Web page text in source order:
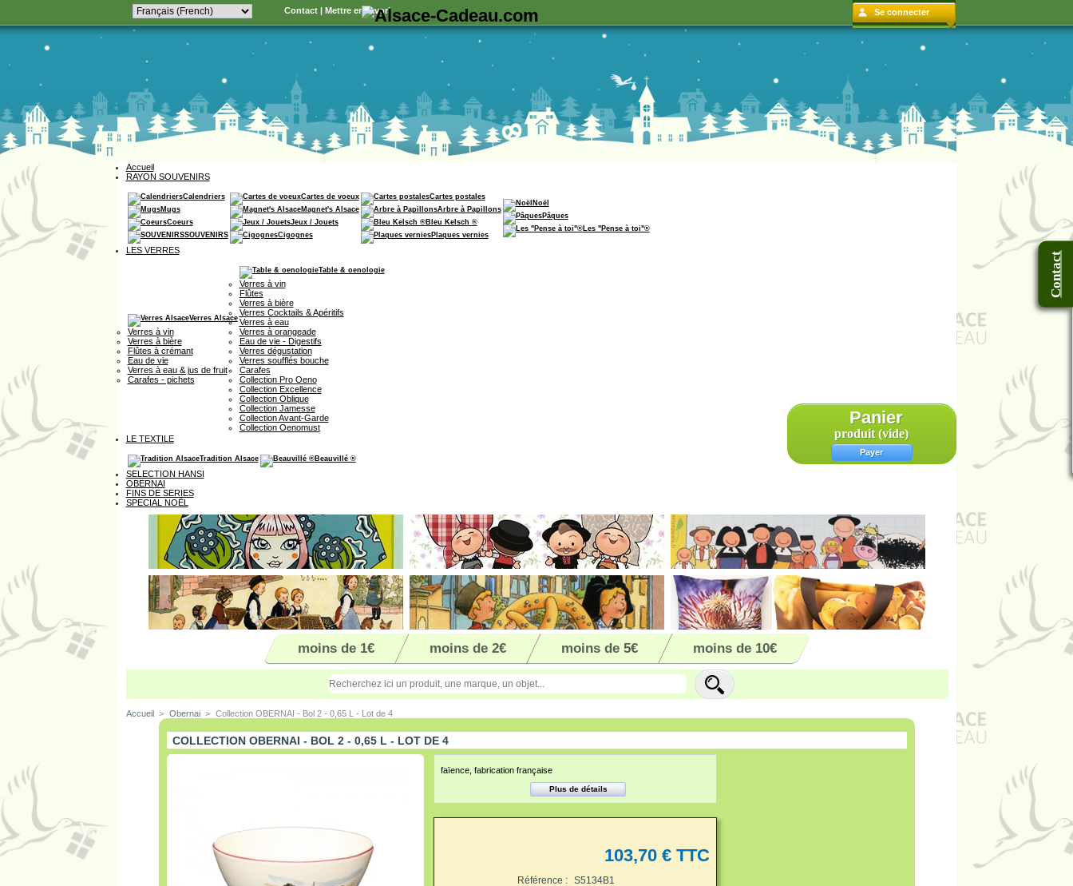
Contact | Mettre en favori Se connecter
Accueil
RAYON SOUVENIRS
Calendriers
Mugs
Coeurs
SOUVENIRS
Cartes de voeux
Magnet's Alsace
Jeux / Jouets
Cigognes
Cartes postales
Arbre à Papillons
Bleu Kelsch ®
Plaques vernies
Noël
Pâques
Les "Pense à toi"®
LES VERRES
Verres Alsace
Verres à vin
Verres à bière
Flûtes à crémant
Eau de vie
Verres à eau & jus de fruit
Carafes - pichets
Table & oenologie
Verres à vin
Flûtes
Verres à bière
Verres Cocktails & Apéritifs
Verres à eau
Verres à orangeade
Eau de vie - Digestifs
Verres dégustation
Verres soufflés bouche
Carafes
Collection Pro Oeno
Collection Excellence
Collection Oblique
Collection Jamesse
Collection Avant-Garde
Collection Oenomust
LE TEXTILE
Tradition Alsace Beauvillé ®
SELECTION HANSI
OBERNAI
FINS DE SERIES
SPECIAL NOËL
Panier
produit (vide)
Payer
Contact
moins de 1€ moins de 2€ moins de 5€ moins de 10€
Accueil > Obernai > Collection OBERNAI - Bol 2 - 0,65 L - Lot de 4
COLLECTION OBERNAI - BOL 2 - 0,65 L - LOT DE 4
faïence, fabrication française
Plus de détails
103,70 €TTC
Référence :
S5134B1